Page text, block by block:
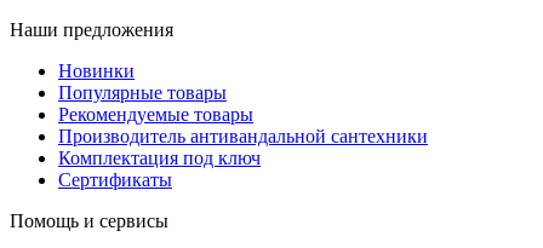
Наши предложения
Новинки
Популярные товары
Рекомендуемые товары
Производитель антивандальной сантехники
Комплектация под ключ
Сертификаты
Помощь и сервисы